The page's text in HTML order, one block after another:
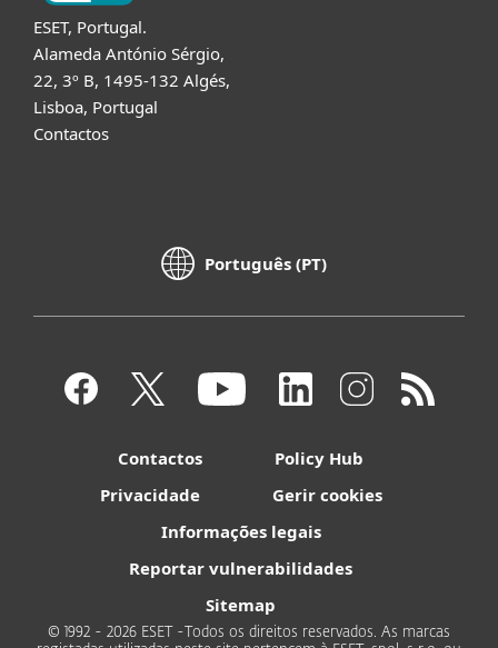
ESET, Portugal.
Alameda António Sérgio,
22, 3º B, 1495-132 Algés,
Lisboa, Portugal
Contactos
Português (PT)
Contactos
Policy Hub
Privacidade
Gerir cookies
Informações legais
Reportar vulnerabilidades
Sitemap
© 1992 - 2026 ESET -Todos os direitos reservados. As marcas